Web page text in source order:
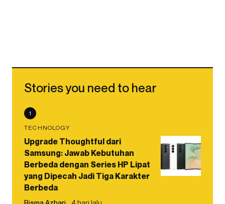
Stories you need to hear
1
TECHNOLOGY
Upgrade Thoughtful dari
Samsung: Jawab Kebutuhan
Berbeda dengan Series HP Lipat
yang Dipecah Jadi Tiga Karakter
Berbeda
Risma Azhari 4 hari lalu